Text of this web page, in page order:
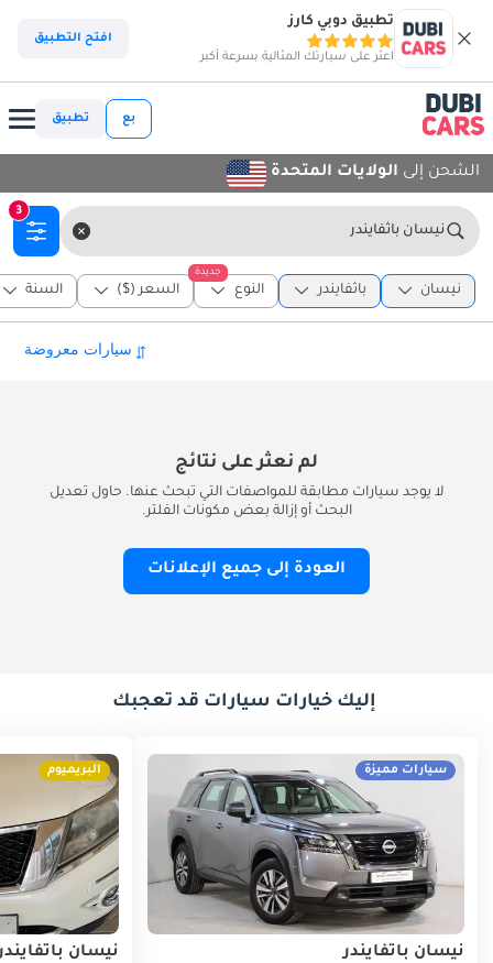
تطبيق دوبي كارز
اعثر على سيارتك المثالية بسرعة أكبر
افتح التطبيق
بع تطبيق
الشحن إلى الولايات المتحدة
نيسان باثفايندر
3
نيسان باثفايندر
جديدة
النوع السعر ($) السنة
لم نعثر على نتائج
لا يوجد سيارات مطابقة للمواصفات التي تبحث عنها. حاول تعديل
البحث أو إزالة بعض مكونات الفلتر.
العودة إلى جميع الإعلانات
إليك خيارات سيارات قد تعجبك
سيارات مميزة
نيسان باثفايندر
البريميوم
نيسان